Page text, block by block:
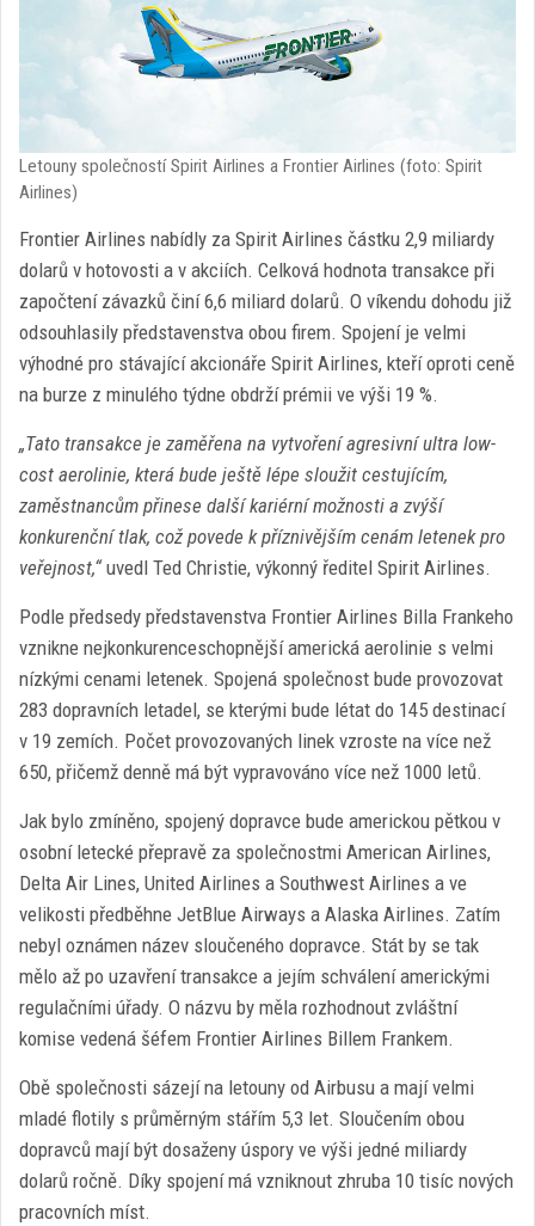
Letouny společností Spirit Airlines a Frontier Airlines (foto: Spirit
Airlines)
Frontier Airlines nabídly za Spirit Airlines částku 2,9 miliardy
dolarů v hotovosti a v akciích. Celková hodnota transakce při
započtení závazků činí 6,6 miliard dolarů. O víkendu dohodu již
odsouhlasily představenstva obou firem. Spojení je velmi
výhodné pro stávající akcionáře Spirit Airlines, kteří oproti ceně
na burze z minulého týdne obdrží prémii ve výši 19 %.
„Tato transakce je zaměřena na vytvoření agresivní ultra low-
cost aerolinie, která bude ještě lépe sloužit cestujícím,
zaměstnancům přinese další kariérní možnosti a zvýší
konkurenční tlak, což povede k příznivějším cenám letenek pro
veřejnost,“uvedl Ted Christie, výkonný ředitel Spirit Airlines.
Podle předsedy představenstva Frontier Airlines Billa Frankeho
vznikne nejkonkurenceschopnější americká aerolinie s velmi
nízkými cenami letenek. Spojená společnost bude provozovat
283 dopravních letadel, se kterými bude létat do 145 destinací
v 19 zemích. Počet provozovaných linek vzroste na více než
650, přičemž denně má být vypravováno více než 1000 letů.
Jak bylo zmíněno, spojený dopravce bude americkou pětkou v
osobní letecké přepravě za společnostmi American Airlines,
Delta Air Lines, United Airlines a Southwest Airlines a ve
velikosti předběhne JetBlue Airways a Alaska Airlines. Zatím
nebyl oznámen název sloučeného dopravce. Stát by se tak
mělo až po uzavření transakce a jejím schválení americkými
regulačními úřady. O názvu by měla rozhodnout zvláštní
komise vedená šéfem Frontier Airlines Billem Frankem.
Obě společnosti sázejí na letouny od Airbusu a mají velmi
mladé flotily s průměrným stářím 5,3 let. Sloučením obou
dopravců mají být dosaženy úspory ve výši jedné miliardy
dolarů ročně. Díky spojení má vzniknout zhruba 10 tisíc nových
pracovních míst.